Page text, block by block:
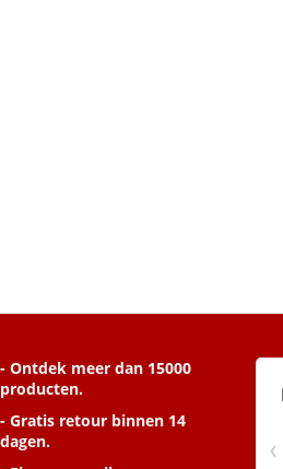
- Ontdek meer dan 15000
producten.
- Gratis retour binnen 14
dagen.